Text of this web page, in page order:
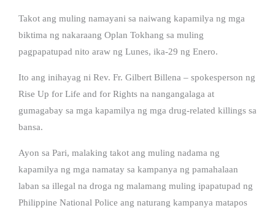
Takot ang muling namayani sa naiwang kapamilya ng mga
biktima ng nakaraang Oplan Tokhang sa muling
pagpapatupad nito araw ng Lunes, ika-29 ng Enero.
Ito ang inihayag ni Rev. Fr. Gilbert Billena – spokesperson ng
Rise Up for Life and for Rights na nangangalaga at
gumagabay sa mga kapamilya ng mga drug-related killings sa
bansa.
Ayon sa Pari, malaking takot ang muling nadama ng
kapamilya ng mga namatay sa kampanya ng pamahalaan
laban sa illegal na droga ng malamang muling ipapatupad ng
Philippine National Police ang naturang kampanya matapos